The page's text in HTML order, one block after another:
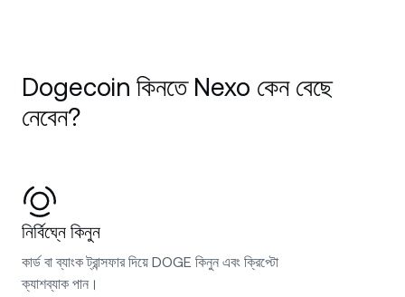
Dogecoin কিনতে Nexo কেন বেছে
নেবেন?
নির্বিঘ্নে কিনুন
কার্ড বা ব্যাংক ট্রান্সফার দিয়ে DOGE কিনুন এবং ক্রিপ্টো
ক্যাশব্যাক পান।